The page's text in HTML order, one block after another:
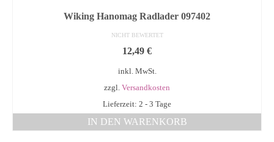
Wiking Hanomag Radlader 097402
NICHT BEWERTET
12,49 €
inkl. MwSt.
zzgl. Versandkosten
Lieferzeit: 2 - 3 Tage
IN DEN WARENKORB